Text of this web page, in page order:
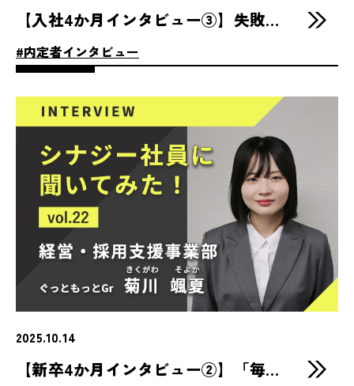
【入社4か月インタビュー③】失敗も経験に変えて。樽本さんが感じたシナジーでの成長とやりがい
#内定者インタビュー
2025.10.14
【新卒4か月インタビュー②】「毎日が刺激的」菊川さんが語る入社後のギャップとシナジーの魅力